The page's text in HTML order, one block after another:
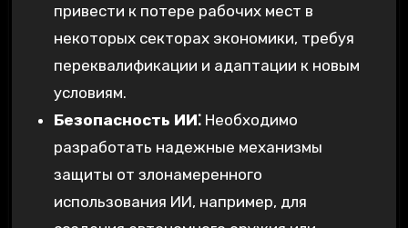
привести к потере рабочих мест в
некоторых секторах экономики, требуя
переквалификации и адаптации к новым
условиям.
Безопасность ИИ⁚Необходимо
разработать надежные механизмы
защиты от злонамеренного
использования ИИ, например, для